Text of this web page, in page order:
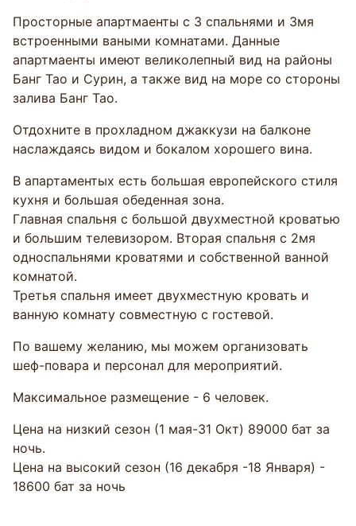
Просторные апартмаенты с 3 спальнями и 3мя
встроенными ваными комнатами. Данные
апартмаенты имеют великолепный вид на районы
Банг Тао и Сурин, а также вид на море со стороны
залива Банг Тао.
Отдохните в прохладном джаккузи на балконе
наслаждаясь видом и бокалом хорошего вина.
В апартаментых есть большая европейского стиля
кухня и большая обеденная зона.
Главная спальня с большой двухместной кроватью
и большим телевизором. Вторая спальня с 2мя
односпальнями кроватями и собственной ванной
комнатой.
Третья спальня имеет двухместную кровать и
ванную комнату совместную с гостевой.
По вашему желанию, мы можем организовать
шеф-повара и персонал для мероприятий.
Максимальное размещение - 6 человек.
Цена на низкий сезон (1 мая-31 Окт) 89000 бат за
ночь.
Цена на высокий сезон (16 декабря -18 Января) -
18600 бат за ночь